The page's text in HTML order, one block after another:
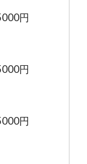
円
円
円